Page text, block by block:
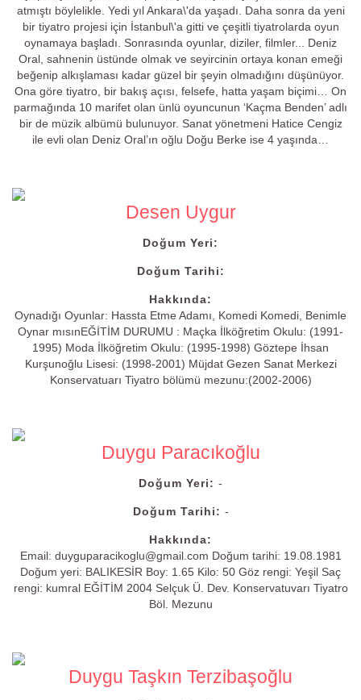
atmıştı böylelikle. Yedi yıl Ankara\'da yaşadı. Daha sonra da yeni
bir tiyatro projesi için İstanbul\'a gitti ve çeşitli tiyatrolarda oyun
oynamaya başladı. Sonrasında oyunlar, diziler, filmler... Deniz
Oral, sahnenin üstünde olmak ve seyircinin ortaya konan emeği
beğenip alkışlaması kadar güzel bir şeyin olmadığını düşünüyor.
Ona göre tiyatro, bir bakış açısı, felsefe, hatta yaşam biçimi… On
parmağında 10 marifet olan ünlü oyuncunun ‘Kaçma Benden’ adlı
bir de müzik albümü bulunuyor. Sanat yönetmeni Hatice Cengiz
ile evli olan Deniz Oral’ın oğlu Doğu Berke ise 4 yaşında…
Desen Uygur
Doğum Yeri:
Doğum Tarihi:
Hakkında:
Oynadığı Oyunlar: Hassta Etme Adamı, Komedi Komedi, Benimle
Oynar mısınEĞİTİM DURUMU : Maçka İlköğretim Okulu: (1991-
1995) Moda İlköğretim Okulu: (1995-1998) Göztepe İhsan
Kurşunoğlu Lisesi: (1998-2001) Müjdat Gezen Sanat Merkezi
Konservatuarı Tiyatro bölümü mezunu:(2002-2006)
Duygu Paracıkoğlu
Doğum Yeri: -
Doğum Tarihi: -
Hakkında:
Email: duyguparacikoglu@gmail.com Doğum tarihi: 19.08.1981
Doğum yeri: BALIKESİR Boy: 1.65 Kilo: 50 Göz rengi: Yeşil Saç
rengi: kumral EĞİTİM 2004 Selçuk Ü. Dev. Konservatuvarı Tiyatro
Böl. Mezunu
Duygu Taşkın Terzibaşoğlu